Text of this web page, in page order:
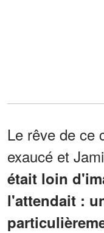
Le rêve de ce
exaucé et
était loin
l'attendait :